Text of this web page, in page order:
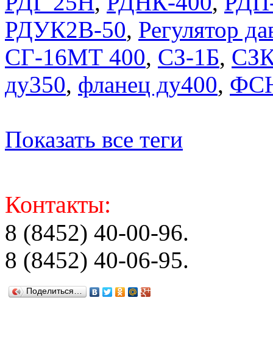
РДУК2В-50, Регулятор
СГ-16МТ 400, СЗ-1Б,
ду350, фланец ду400,
Показать все теги
Контакты:
8 (8452) 40-00-96.
8 (8452) 40-06-95.
Поделиться…